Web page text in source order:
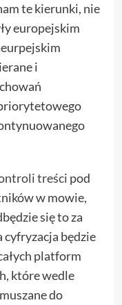
te kierunki, nie
europejskim
i
treści pod
w mowie,
się to za
cyfryzacja będzie
platform
które wedle
do